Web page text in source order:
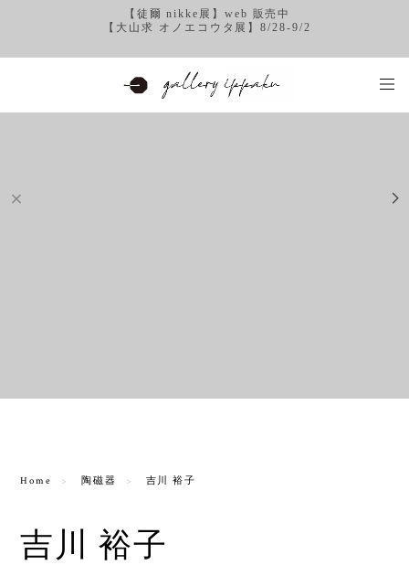
【徒爾 nikke展】web 販売中
【大山求 オノエコウタ展】8/28-9/2
Home 陶磁器 吉川 裕子
吉川 裕子